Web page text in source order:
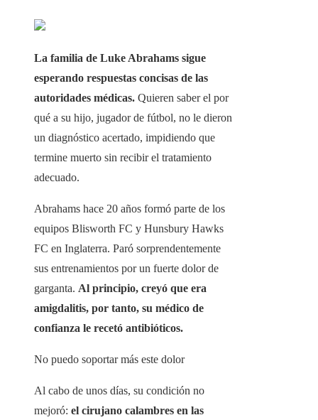
La familia de Luke Abrahams sigue
esperando respuestas concisas de las
autoridades médicas. Quieren saber el por
qué a su hijo, jugador de fútbol, ​​​​no le dieron
un diagnóstico acertado, impidiendo que
termine muerto sin recibir el tratamiento
adecuado.
Abrahams hace 20 años formó parte de los
equipos Blisworth FC y Hunsbury Hawks
FC en Inglaterra. Paró sorprendentemente
sus entrenamientos por un fuerte dolor de
garganta. Al principio, creyó que era
amigdalitis, por tanto, su médico de
confianza le recetó antibióticos.
No puedo soportar más este dolor
Al cabo de unos días, su condición no
mejoró: el cirujano calambres en las